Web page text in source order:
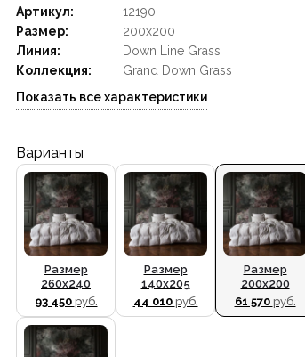
Артикул:
12190
Размер:
200x200
Линия:
Down Line Grass
Коллекция:
Grand Down Grass
Показать все характеристики
Варианты
Размер
260х240
93 450 руб.
Размер
140x205
44 010 руб.
Размер
200x200
61 570 руб.